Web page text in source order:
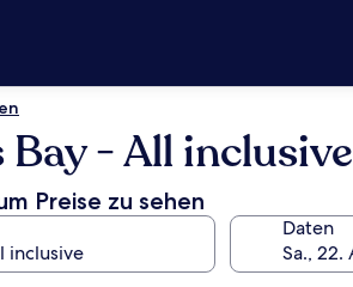
Bay - All inclusive
Preise zu sehen
Daten